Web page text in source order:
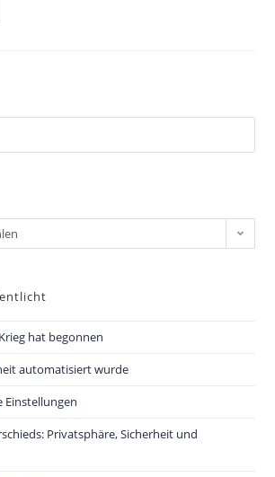
hat begonnen
automatisiert wurde
Einstellungen
Privatsphäre, Sicherheit und